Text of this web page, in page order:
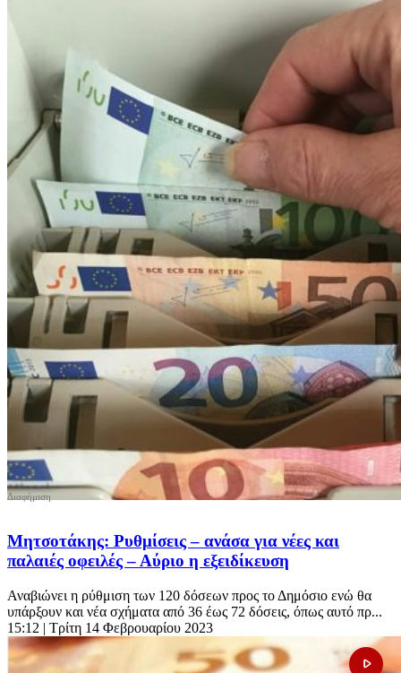
Μητσοτάκης: Ρυθμίσεις – ανάσα για νέες και
παλαιές οφειλές – Αύριο η εξειδίκευση
Αναβιώνει η ρύθμιση των 120 δόσεων προς το Δημόσιο ενώ θα
υπάρξουν και νέα σχήματα από 36 έως 72 δόσεις, όπως αυτό πρ...
15:12 | Τρίτη 14 Φεβρουαρίου 2023